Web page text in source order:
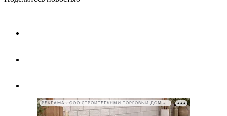
РЕКЛАМА • ООО СТРОИТЕЛЬНЫЙ ТОРГОВЫЙ ДОМ «ПЕТРОВИЧ», ИНН 7802348846